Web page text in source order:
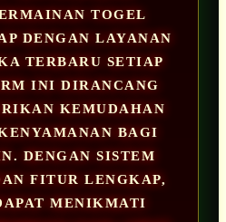
TOGEL
DENGAN LAYANAN
TERBARU SETIAP
INI DIRANCANG
KEMUDAHAN
BAGI
DENGAN SISTEM
FITUR LENGKAP,
MENIKMATI